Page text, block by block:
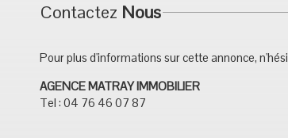
Contactez Nous
Pour plus d'informations sur cette annonce,
AGENCE MATRAY IMMOBILIER
Tel : 04 76 46 07 87